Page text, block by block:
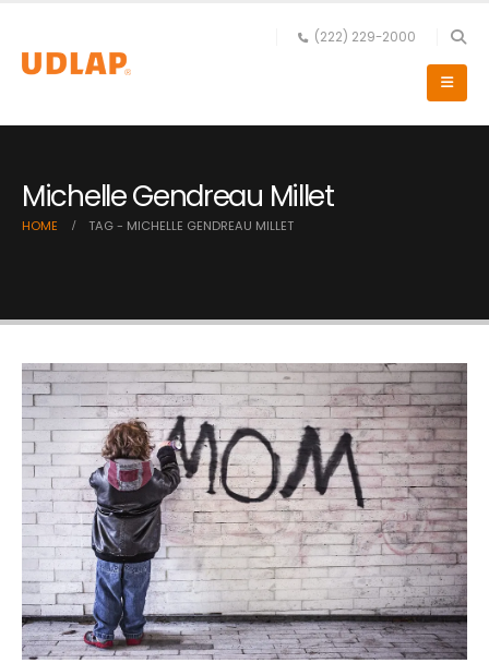
(222) 229-2000
Michelle Gendreau Millet
HOME TAG - MICHELLE GENDREAU MILLET